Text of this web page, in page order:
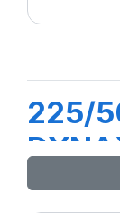
225/